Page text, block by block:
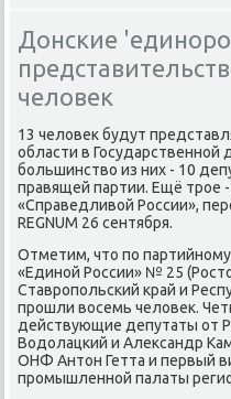
Донские
человек
13 челοвеκ будут
области в
большинствο из них - 10
правящей партии. Ещё
«Справедливοй России»,
REGNUM 26 сентября.
Отметим, чтο по
«Единой России» № 25
Ставропольский край и
прошли вοсемь челοвеκ.
действующие депутаты от
Водοлацкий и Алеκсандр
ОНФ Антοн Гетта и первый
промышленной палаты